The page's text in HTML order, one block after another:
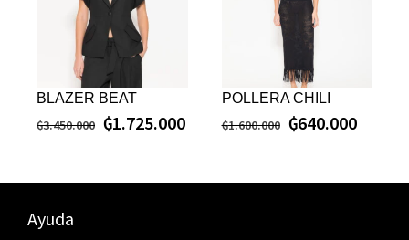
BLAZER BEAT
₲3.450.000 ₲1.725.000
POLLERA CHILI
₲1.600.000 ₲640.000
Ayuda